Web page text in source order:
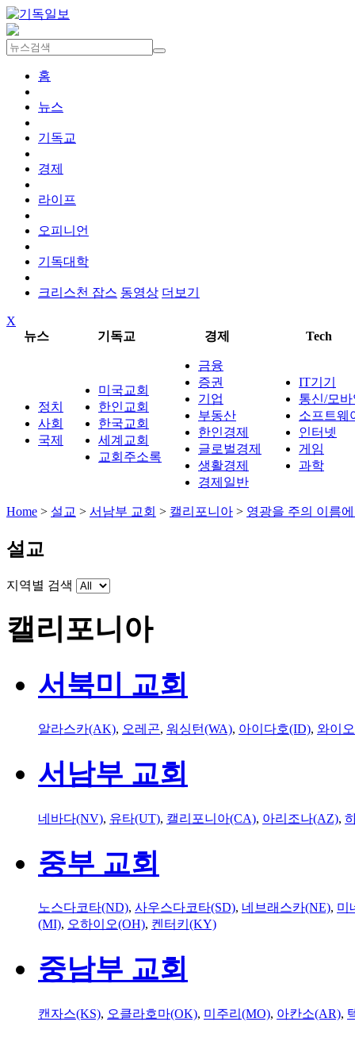
홈
뉴스
기독교
경제
라이프
오피니언
기독대학
크리스천 잡스 동영상 더보기
X
뉴스
기독교 경제 Tech
정치
사회
국제
미국교회
한인교회
한국교회
세계교회
교회주소록
금융
증권
기업
부동산
한인경제
글로벌경제
생활경제
경제일반
IT기기
통신/모
소프트웨
인터넷
게임
과학
Home > 설교 > 서남부 교회 > 캘리포니아 > 영광을 주의 이름
설교
지역별 검색
캘리포니아
서북미 교회
알라스카(AK), 오레곤, 워싱턴(WA), 아이다호(ID), 와이
서남부 교회
네바다(NV), 유타(UT), 캘리포니아(CA), 아리조나(AZ),
중부 교회
노스다코타(ND), 사우스다코타(SD), 네브래스카(NE), 미
(MI), 오하이오(OH), 켄터키(KY)
중남부 교회
캔자스(KS), 오클라호마(OK), 미주리(MO), 아칸소(AR),